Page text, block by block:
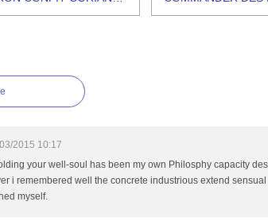
2015 10:17
your well-soul has been my own Philosphy capacity
i remembered well the concrete industrious extend sensual
myself.